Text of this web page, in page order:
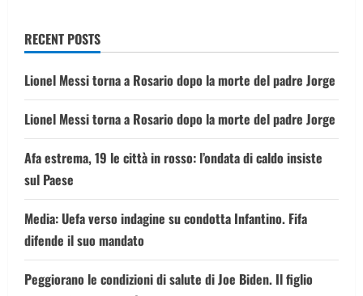
RECENT POSTS
Lionel Messi torna a Rosario dopo la morte del padre Jorge
Lionel Messi torna a Rosario dopo la morte del padre Jorge
Afa estrema, 19 le città in rosso: l’ondata di caldo insiste
sul Paese
Media: Uefa verso indagine su condotta Infantino. Fifa
difende il suo mandato
Peggiorano le condizioni di salute di Joe Biden. Il figlio